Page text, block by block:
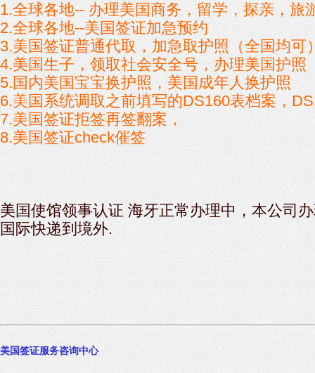
1.全球各地-- 办理美国商务，留学，探亲，旅
2.全球各地--美国签证加急预约
3.美国签证普通代取，加急取护照（全国均可
4.美国生子，领取社会安全号，办理美国护照
5.国内美国宝宝换护照，美国成年人换护照
6.美国系统调取之前填写的DS160表档案，
7.美国签证拒签再签翻案，
8.美国签证check催签
美国使馆领事认证 海牙正常办理中，本公司
国际快递到境外.
美国签证服务咨询中心